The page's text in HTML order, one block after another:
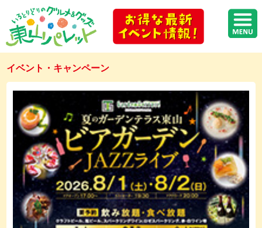
イベント・キャンペーン